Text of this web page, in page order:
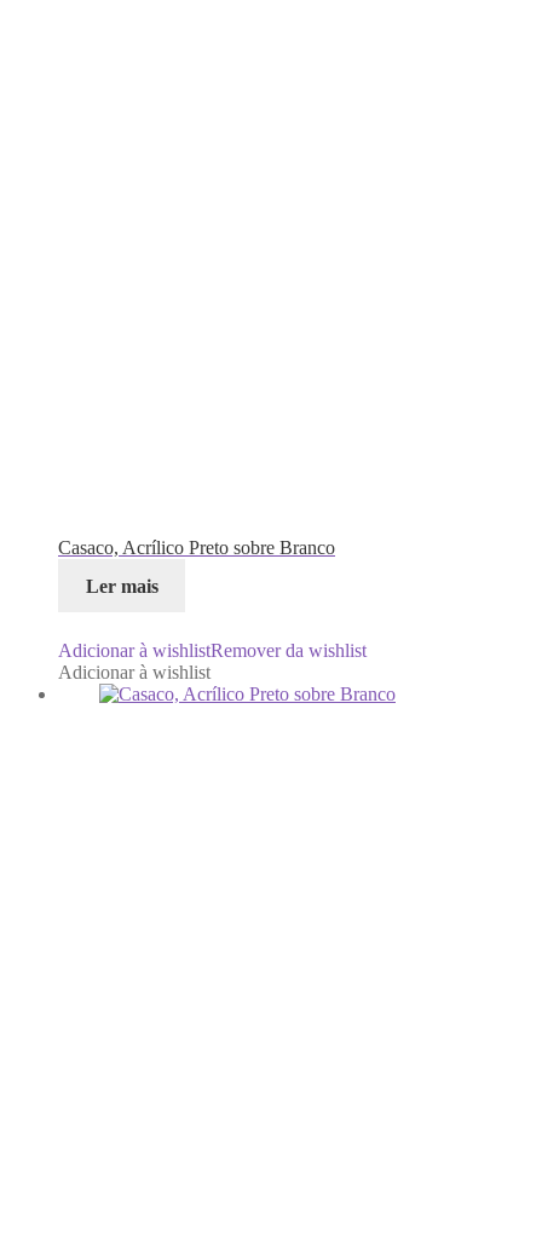
Casaco, Acrílico Preto sobre Branco
Ler mais
Adicionar à wishlistRemover da wishlist
Adicionar à wishlist